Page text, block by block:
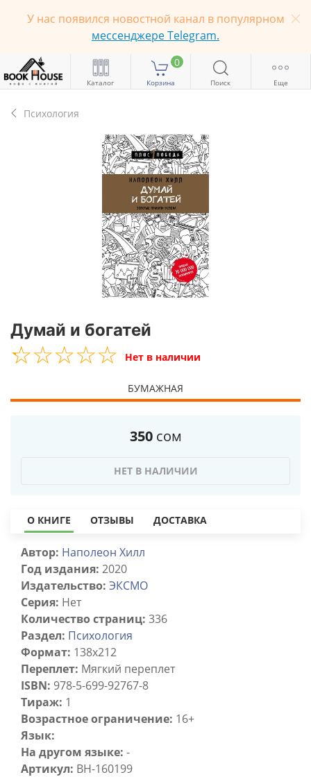
У нас появился новостной канал в популярном
мессенджере Telegram.
Каталог
0
Корзина Поиск Еще
Психология
Думай и богатей
☆☆☆☆☆
★★★★★ Нет в наличии
БУМАЖНАЯ
350 сом
НЕТ В НАЛИЧИИ
О КНИГЕ ОТЗЫВЫ ДОСТАВКА
Автор: Наполеон Хилл
Год издания: 2020
Издательство: ЭКСМО
Серия: Нет
Количество страниц: 336
Раздел: Психология
Формат: 138x212
Переплет: Мягкий переплет
ISBN: 978-5-699-92767-8
Тираж: 1
Возрастное ограничение: 16+
Язык:
На другом языке: -
Артикул: BH-160199